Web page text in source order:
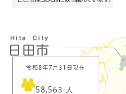
令和8年7月31日現在
58,563 人